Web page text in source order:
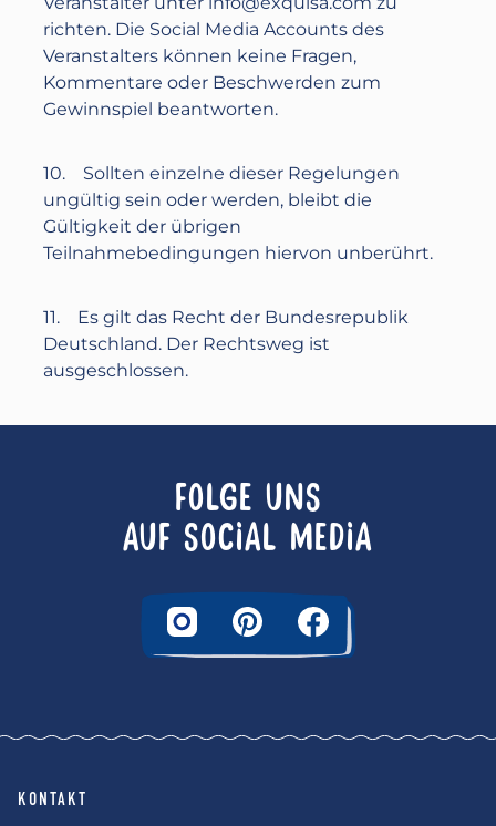
richten. Die Social Media Accounts des
Veranstalters können keine Fragen,
Kommentare oder Beschwerden zum
Gewinnspiel beantworten.
10. Sollten einzelne dieser Regelungen
ungültig sein oder werden, bleibt die
Gültigkeit der übrigen
Teilnahmebedingungen hiervon unberührt.
11. Es gilt das Recht der Bundesrepublik
Deutschland. Der Rechtsweg ist
ausgeschlossen.
FOLGE UNS
AUF SOCIAL MEDIA
KONTAKT